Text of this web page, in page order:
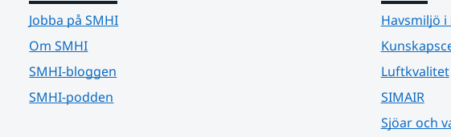
Jobba på SMHI
Om SMHI
SMHI-bloggen
SMHI-podden
Havsmiljö
Luftkvalitet
SIMAIR
Sjöar och